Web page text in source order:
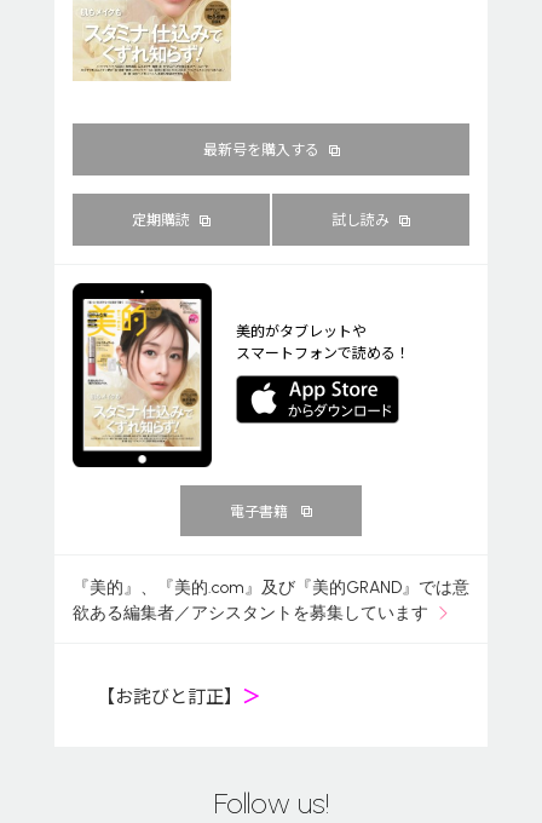
最新号を購入する
定期購読 試し読み
美的がタブレットや
スマートフォンで読める！
電子書籍
『美的』、『美的.com』及び『美的GRAND』では意
欲ある編集者／アシスタントを募集しています
【お詫びと訂正】 ＞
Follow us!